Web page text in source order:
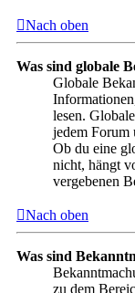
Nach oben
Was sind globale
Globale
lesen.
jedem Forum
Ob du eine
nicht, hängt
vergebenen
Nach oben
Was sind
zu dem